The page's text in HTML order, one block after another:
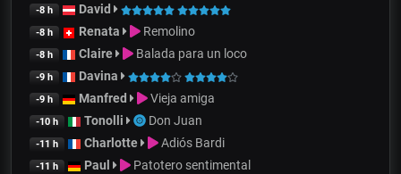
-8 h David
-8 h Renata Remolino
-8 h Claire Balada para un loco
-9 h Davina
-9 h Manfred Vieja amiga
-10 h Tonolli Don Juan
-11 h Charlotte Adiós Bardi
-11 h Paul Patotero sentimental